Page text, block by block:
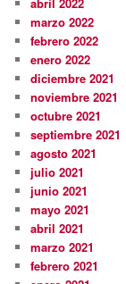
marzo 2022
febrero 2022
enero 2022
diciembre 2021
noviembre 2021
octubre 2021
septiembre 2021
agosto 2021
julio 2021
junio 2021
mayo 2021
abril 2021
marzo 2021
febrero 2021